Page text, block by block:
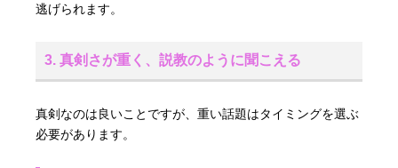
逃げられます。
3. 真剣さが重く、説教のように聞こえる
真剣なのは良いことですが、重い話題はタイミングを選ぶ
必要があります。